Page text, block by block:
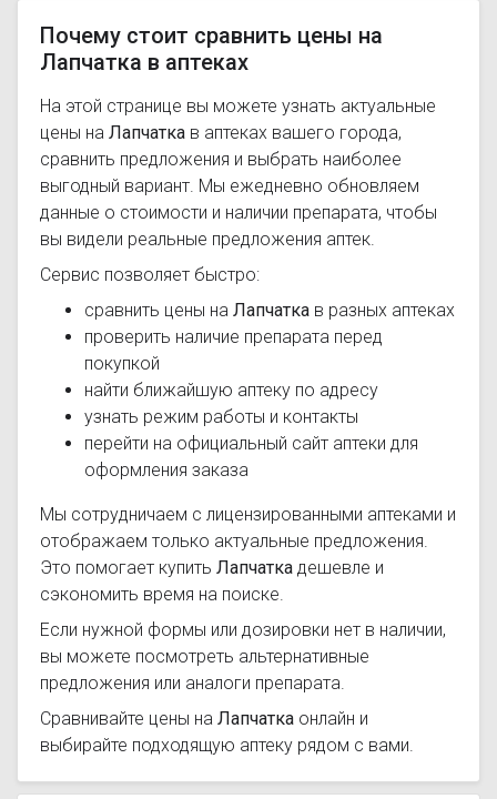
Почему стоит сравнить цены на
Лапчатка в аптеках
На этой странице вы можете узнать актуальные
цены на Лапчатка в аптеках вашего города,
сравнить предложения и выбрать наиболее
выгодный вариант. Мы ежедневно обновляем
данные о стоимости и наличии препарата, чтобы
вы видели реальные предложения аптек.
Сервис позволяет быстро:
сравнить цены на Лапчатка в разных аптеках
проверить наличие препарата перед
покупкой
найти ближайшую аптеку по адресу
узнать режим работы и контакты
перейти на официальный сайт аптеки для
оформления заказа
Мы сотрудничаем с лицензированными аптеками и
отображаем только актуальные предложения.
Это помогает купить Лапчатка дешевле и
сэкономить время на поиске.
Если нужной формы или дозировки нет в наличии,
вы можете посмотреть альтернативные
предложения или аналоги препарата.
Сравнивайте цены на Лапчатка онлайн и
выбирайте подходящую аптеку рядом с вами.